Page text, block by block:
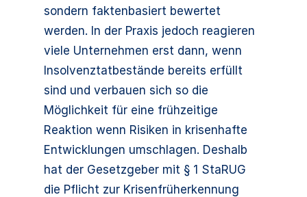
sondern faktenbasiert bewertet
werden. In der Praxis jedoch reagieren
viele Unternehmen erst dann, wenn
Insolvenztatbestände bereits erfüllt
sind und verbauen sich so die
Möglichkeit für eine frühzeitige
Reaktion wenn Risiken in krisenhafte
Entwicklungen umschlagen. Deshalb
hat der Gesetzgeber mit § 1 StaRUG
die Pflicht zur Krisenfrüherkennung